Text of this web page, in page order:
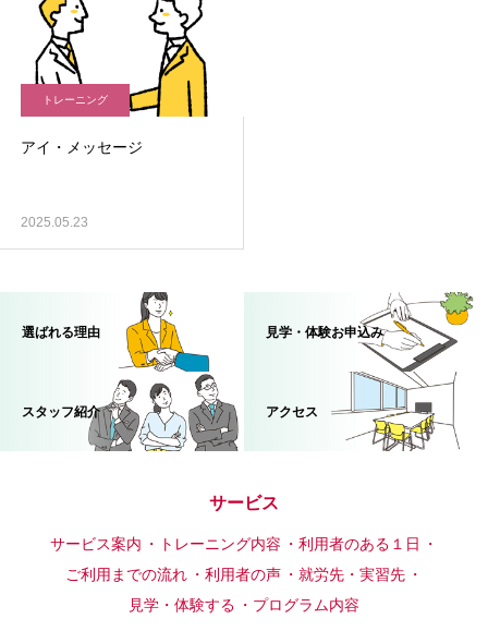
トレーニング
アイ・メッセージ
2025.05.23
選ばれる理由 見学・体験お申込み
スタッフ紹介 アクセス
サービス
サービス案内 トレーニング内容
利用者のある１日
ご利用までの流れ
利用者の声
就労先・実習先
見学・体験する
プログラム内容